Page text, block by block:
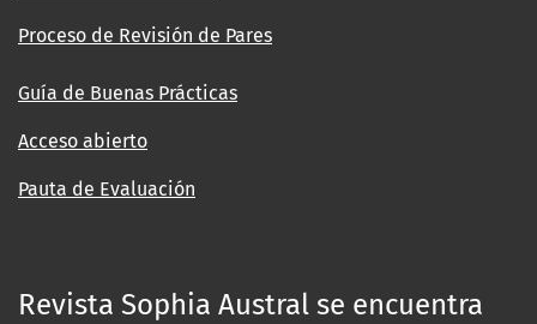
Proceso de Revisión de Pares
Guía de Buenas Prácticas
Acceso abierto
Pauta de Evaluación
Revista Sophia Austral se encuentra